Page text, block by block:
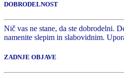
DOBRODELNOST
Nič vas ne stane, da ste dobrodelni.
namenite slepim in slabovidnim.
ZADNJE OBJAVE